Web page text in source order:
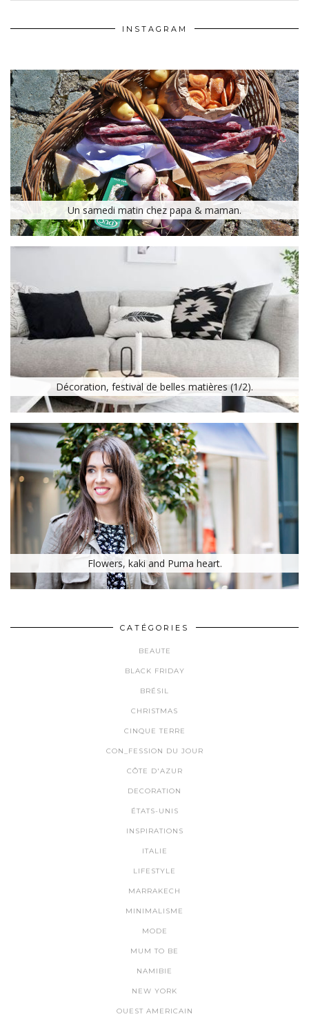
INSTAGRAM
Un samedi matin chez papa & maman.
Décoration, festival de belles matières (1/2).
Flowers, kaki and Puma heart.
CATÉGORIES
BEAUTE
BLACK FRIDAY
BRÉSIL
CHRISTMAS
CINQUE TERRE
CON_FESSION DU JOUR
CÔTE D'AZUR
DECORATION
ÉTATS-UNIS
INSPIRATIONS
ITALIE
LIFESTYLE
MARRAKECH
MINIMALISME
MODE
MUM TO BE
NAMIBIE
NEW YORK
OUEST AMERICAIN